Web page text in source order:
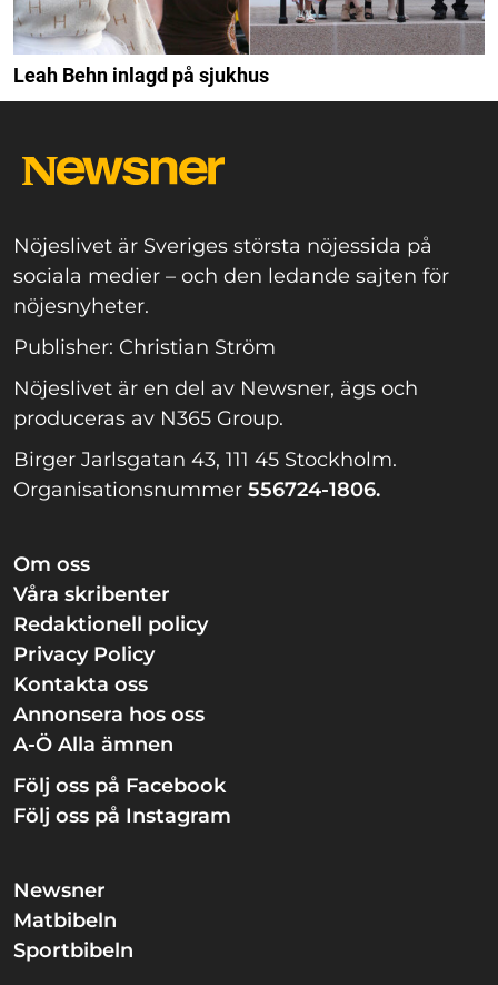
Leah Behn inlagd på sjukhus
Nöjeslivet är Sveriges största nöjessida på
sociala medier – och den ledande sajten för
nöjesnyheter.
Publisher: Christian Ström
Nöjeslivet är en del av Newsner, ägs och
produceras av N365 Group.
Birger Jarlsgatan 43, 111 45 Stockholm.
Organisationsnummer 556724-1806.
Om oss
Våra skribenter
Redaktionell policy
Privacy Policy
Kontakta oss
Annonsera hos oss
A-Ö Alla ämnen
Följ oss på Facebook
Följ oss på Instagram
Newsner
Matbibeln
Sportbibeln